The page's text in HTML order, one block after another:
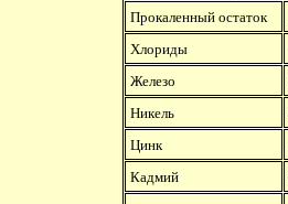
Прокаленный остаток
Хлориды
Железо
Никель
Цинк
Кадмий